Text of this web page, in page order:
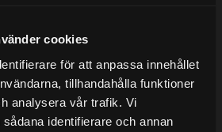
cookies
för att anpassa innehållet
tillhandahålla funktioner
analysera vår trafik. Vi
identifierare och annan